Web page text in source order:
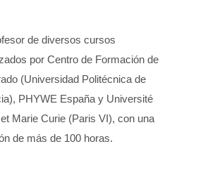
de diversos cursos
por Centro de Formación de
(Universidad Politécnica de
PHYWE España y Université
Marie Curie (Paris VI), con una
de más de 100 horas.